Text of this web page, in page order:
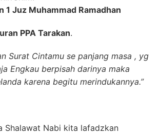
1 Juz Muhammad Ramadhan
PPA Tarakan.
Surat Cintamu se panjang masa , yg
Engkau berpisah darinya maka
karena begitu merindukannya.”
Shalawat Nabi kita lafadzkan